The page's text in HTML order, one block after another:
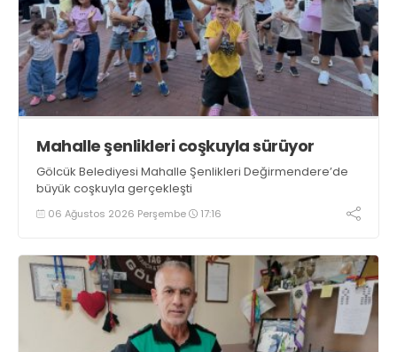
Mahalle şenlikleri coşkuyla sürüyor
Gölcük Belediyesi Mahalle Şenlikleri Değirmendere’de
büyük coşkuyla gerçekleşti
06 Ağustos 2026 Perşembe 17:16